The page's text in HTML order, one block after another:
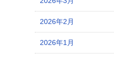
2026年2月
2026年1月